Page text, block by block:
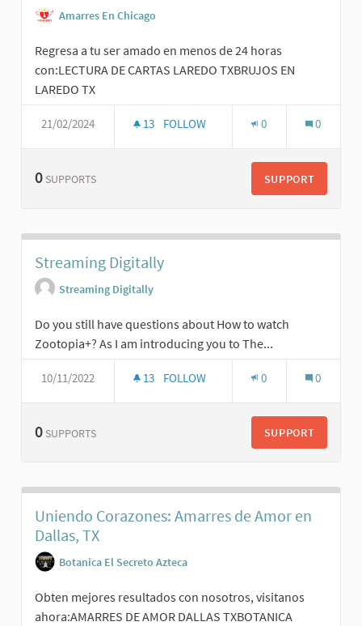
Amarres En Chicago
Regresa a tu ser amado en menos de 24 horas
con:LECTURA DE CARTAS LAREDO TXBRUJOS EN
LAREDO TX
21/02/2024 13 FOLLOW 0 0
0 SUPPORTS SUPPORT
Streaming Digitally
Streaming Digitally
Do you still have questions about How to watch
Zootopia+? As I am introducing you to The...
10/11/2022 13 FOLLOW 0 0
0 SUPPORTS SUPPORT
Uniendo Corazones: Amarres de Amor en
Dallas, TX
Botanica El Secreto Azteca
Obten mejores resultados con nosotros, visitanos
ahora:AMARRES DE AMOR DALLAS TXBOTANICA